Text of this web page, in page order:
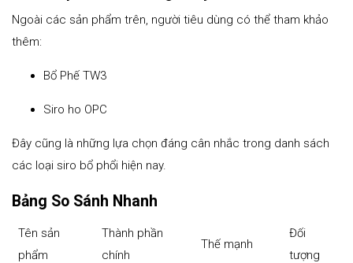
Ngoài các sản phẩm trên, người tiêu dùng có thể tham khảo
thêm:
Bổ Phế TW3
Siro ho OPC
Đây cũng là những lựa chọn đáng cân nhắc trong danh sách
các loại siro bổ phổi hiện nay.
Bảng So Sánh Nhanh
Tên sản
phẩm
Thành phần
chính
Thế mạnh
Đối
tượng